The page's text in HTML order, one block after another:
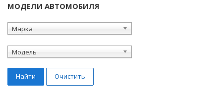
МОДЕЛИ АВТОМОБИЛЯ
Марка
Модель
Найти Очистить